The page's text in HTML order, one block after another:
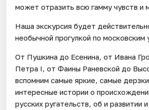
может отразить всю гамму чувств и
Наша экскурсия будет
необычной прогулкой по московским
От Пушкина до Есенина, от Ивана
Петра I, от Фаины Раневской до
вспомним самые яркие, самые
интересные истории о
русских ругательств, об и развитии